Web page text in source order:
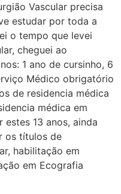
Vascular precisa
estudar por toda a
o tempo que levei
cheguei ao
1 ano de cursinho, 6
Médico obrigatório
de residencia médica
médica em
estes 13 anos, ainda
os títulos de
habilitação em
em Ecografia